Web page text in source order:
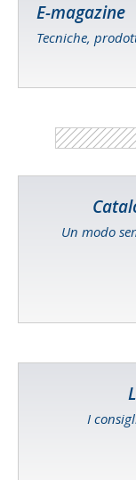
E-magazine
Tecniche,
Un modo
I